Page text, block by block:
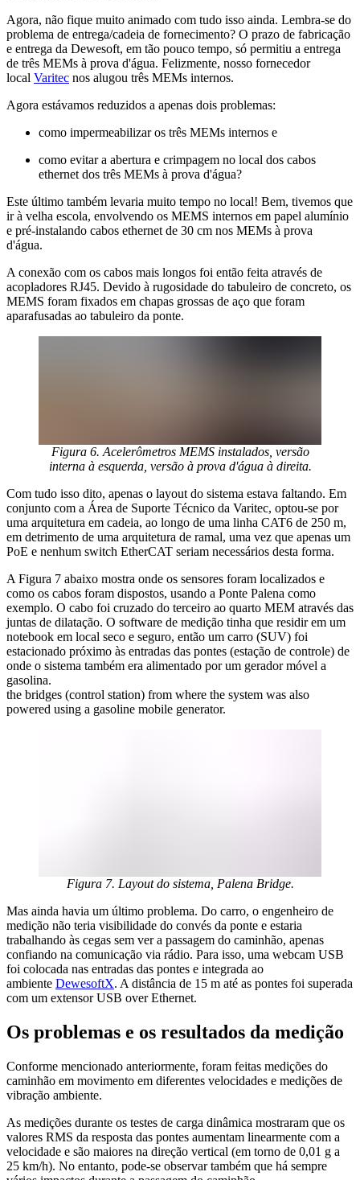
Agora, não fique muito animado com tudo isso ainda. Lembra-se do
problema de entrega/cadeia de fornecimento? O prazo de fabricação
e entrega da Dewesoft, em tão pouco tempo, só permitiu a entrega
de três MEMs à prova d'água. Felizmente, nosso fornecedor
local Varitec nos alugou três MEMs internos.
Agora estávamos reduzidos a apenas dois problemas:
como impermeabilizar os três MEMs internos e
como evitar a abertura e crimpagem no local dos cabos
ethernet dos três MEMs à prova d'água?
Este último também levaria muito tempo no local! Bem, tivemos que
ir à velha escola, envolvendo os MEMS internos em papel alumínio
e pré-instalando cabos ethernet de 30 cm nos MEMs à prova
d'água.
A conexão com os cabos mais longos foi então feita através de
acopladores RJ45. Devido à rugosidade do tabuleiro de concreto, os
MEMS foram fixados em chapas grossas de aço que foram
aparafusadas ao tabuleiro da ponte.
Figura 6. Acelerômetros MEMS instalados, versão
interna à esquerda, versão à prova d'água à direita.
Com tudo isso dito, apenas o layout do sistema estava faltando. Em
conjunto com a Área de Suporte Técnico da Varitec, optou-se por
uma arquitetura em cadeia, ao longo de uma linha CAT6 de 250 m,
em detrimento de uma arquitetura de ramal, uma vez que apenas um
PoE e nenhum switch EtherCAT seriam necessários desta forma.
A Figura 7 abaixo mostra onde os sensores foram localizados e
como os cabos foram dispostos, usando a Ponte Palena como
exemplo. O cabo foi cruzado do terceiro ao quarto MEM através das
juntas de dilatação. O software de medição tinha que residir em um
notebook em local seco e seguro, então um carro (SUV) foi
estacionado próximo às entradas das pontes (estação de controle) de
onde o sistema também era alimentado por um gerador móvel a
gasolina.
the bridges (control station) from where the system was also
powered using a gasoline mobile generator.
Figura 7. Layout do sistema, Palena Bridge.
Mas ainda havia um último problema. Do carro, o engenheiro de
medição não teria visibilidade do convés da ponte e estaria
trabalhando às cegas sem ver a passagem do caminhão, apenas
confiando na comunicação via rádio. Para isso, uma webcam USB
foi colocada nas entradas das pontes e integrada ao
ambiente DewesoftX. A distância de 15 m até as pontes foi superada
com um extensor USB over Ethernet.
Os problemas e os resultados da medição
Conforme mencionado anteriormente, foram feitas medições do
caminhão em movimento em diferentes velocidades e medições de
vibração ambiente.
As medições durante os testes de carga dinâmica mostraram que os
valores RMS da resposta das pontes aumentam linearmente com a
velocidade e são maiores na direção vertical (em torno de 0,01 g a
25 km/h). No entanto, pode-se observar também que há sempre